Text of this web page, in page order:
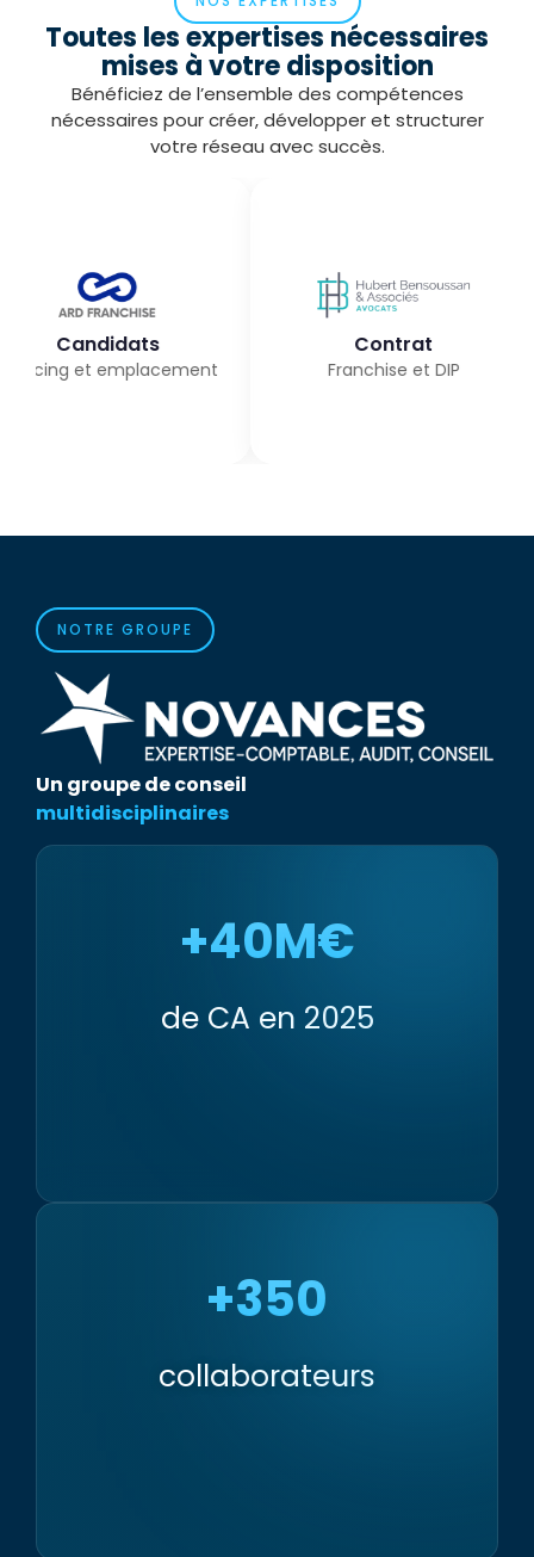
Toutes les expertises nécessaires
mises à votre disposition
Bénéficiez de l’ensemble des compétences
nécessaires pour créer, développer et structurer
votre réseau avec succès.
emplacement
Contrat
Franchise et DIP
NOTRE GROUPE
Un groupe de conseil
multidisciplinaires
+40M€
de CA en 2025
+350
collaborateurs